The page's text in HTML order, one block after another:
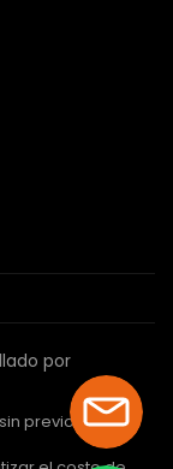
por
previo aviso.